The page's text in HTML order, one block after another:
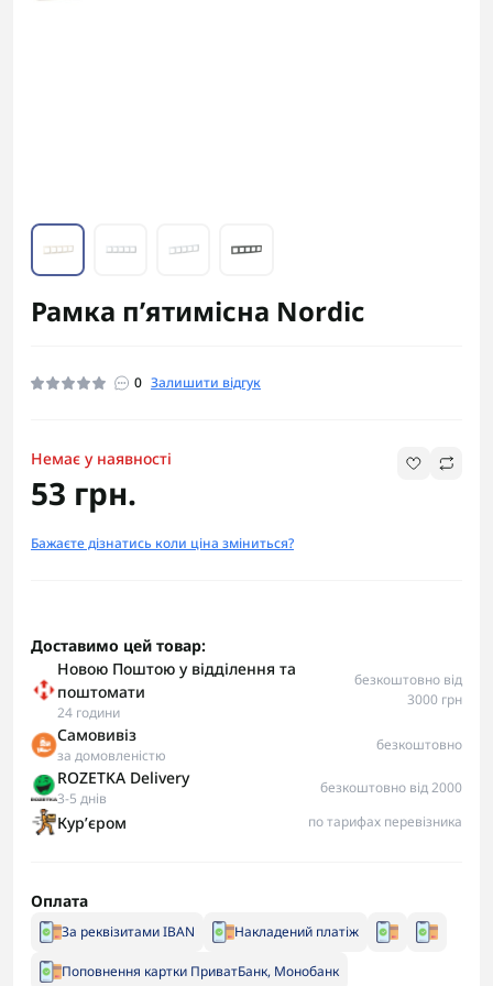
Рамка п’ятимісна Nordic
0 Залишити відгук
Немає у наявності
53 грн.
Бажаєте дізнатись коли ціна зміниться?
Доставимо цей товар:
Новою Поштою у відділення та
поштомати
24 години
безкоштовно від
3000 грн
Самовивіз
за домовленістю
безкоштовно
ROZETKA Delivery
3-5 днів
безкоштовно від 2000
Курʼєром по тарифах перевізника
Оплата
За реквізитами IBAN Накладений платіж
Поповнення картки ПриватБанк, Монобанк